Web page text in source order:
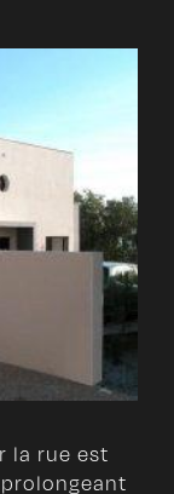
la rue est